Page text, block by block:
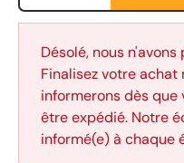
Etternavn *
Désolé, nous
Finalisez votre
informerons dès
être expédié. Notre
informé(e) à chaque